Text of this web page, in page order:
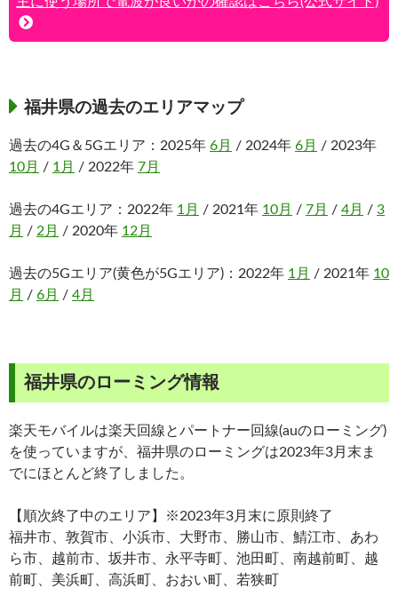
福井県の過去のエリアマップ
過去の4G＆5Gエリア：2025年 6月 / 2024年 6月 / 2023年
10月 / 1月 / 2022年 7月
過去の4Gエリア：2022年 1月 / 2021年 10月 / 7月 / 4月 / 3
月 / 2月 / 2020年 12月
過去の5Gエリア(黄色が5Gエリア)：2022年 1月 / 2021年 10
月 / 6月 / 4月
福井県のローミング情報
楽天モバイルは楽天回線とパートナー回線(auのローミング)
を使っていますが、福井県のローミングは2023年3月末ま
でにほとんど終了しました。
【順次終了中のエリア】※2023年3月末に原則終了
福井市、敦賀市、小浜市、大野市、勝山市、鯖江市、あわ
ら市、越前市、坂井市、永平寺町、池田町、南越前町、越
前町、美浜町、高浜町、おおい町、若狭町